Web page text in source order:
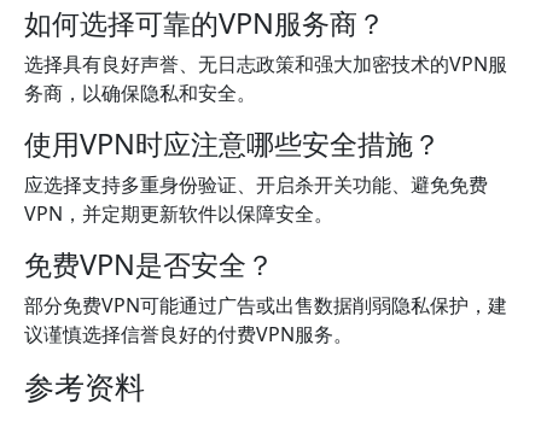
如何选择可靠的VPN服务商？
选择具有良好声誉、无日志政策和强大加密技术的VPN服
务商，以确保隐私和安全。
使用VPN时应注意哪些安全措施？
应选择支持多重身份验证、开启杀开关功能、避免免费
VPN，并定期更新软件以保障安全。
免费VPN是否安全？
部分免费VPN可能通过广告或出售数据削弱隐私保护，建
议谨慎选择信誉良好的付费VPN服务。
参考资料